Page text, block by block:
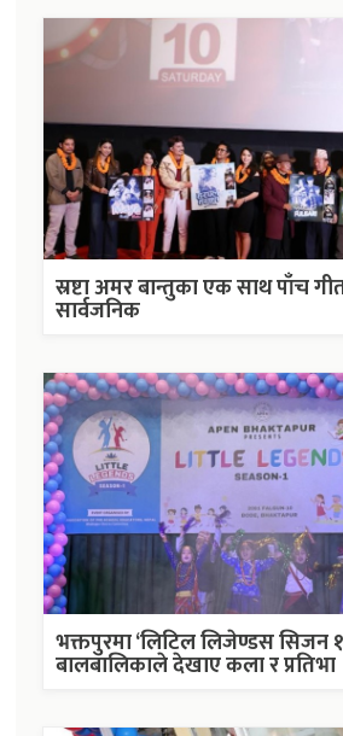
स्रष्टा अमर बान्तुका एक साथ पाँच
सार्वजनिक
भक्तपुरमा ‘लिटिल लिजेण्डस सिजन
बालबालिकाले देखाए कला र प्रतिभा